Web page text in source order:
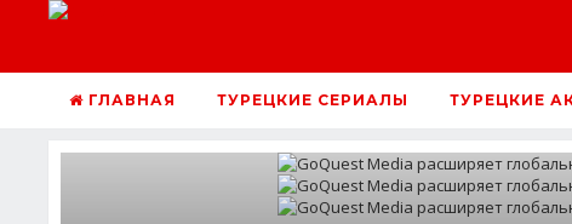
ГЛАВНАЯ ТУРЕЦКИЕ СЕРИАЛЫ ТУРЕЦКИЕ